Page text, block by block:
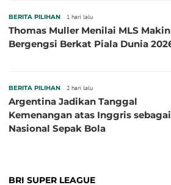
BERITA PILIHAN 1 hari lalu
Thomas Muller Menilai MLS Makin
Bergengsi Berkat Piala Dunia
BERITA PILIHAN 2 hari lalu
Argentina Jadikan Tanggal
Kemenangan atas Inggris
Nasional Sepak Bola
BRI SUPER LEAGUE